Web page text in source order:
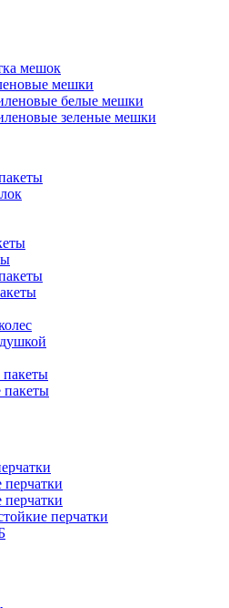
мешок
мешки
белые мешки
зеленые мешки
перчатки